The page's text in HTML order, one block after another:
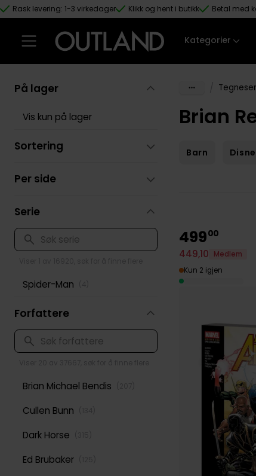
Hopp til hovedinnhold
Rask levering: 1-3 virkedager Klikk og hent i butikk Betal med
Kategorier
Brian
Barn
49900
449,10
Medlem
Kun 2 igjen
På lager
Vis kun på lager
Sortering
Per side
Serie
Spider-Man
Forfattere
Brian Michael Bendis
Cullen Bunn
Dark Horse
Ed Brubaker